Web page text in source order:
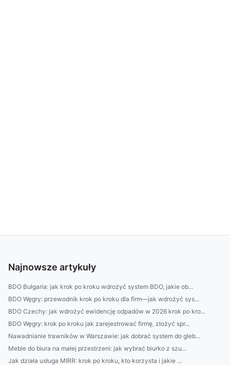
Najnowsze artykuły
BDO Bułgaria: jak krok po kroku wdrożyć system BDO, jakie ob...
BDO Węgry: przewodnik krok po kroku dla firm—jak wdrożyć sys...
BDO Czechy: jak wdrożyć ewidencję odpadów w 2026 krok po kro...
BDO Węgry: krok po kroku jak zarejestrować firmę, złożyć spr...
Nawadnianie trawników w Warszawie: jak dobrać system do gleb...
Meble do biura na małej przestrzeni: jak wybrać biurko z szu...
Jak działa usługa MIRR: krok po kroku, kto korzysta i jakie ...